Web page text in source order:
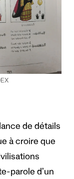
de détails
à croire que
parole d’un